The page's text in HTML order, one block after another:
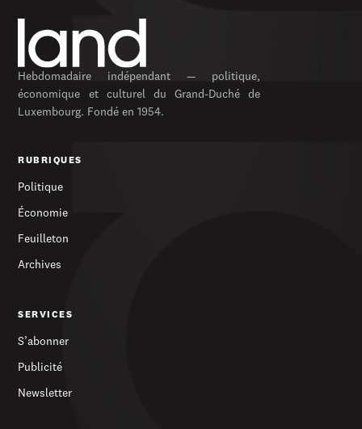
Hebdomadaire indépendant — politique,
économique et culturel du Grand-Duché de
Luxembourg. Fondé en 1954.
RUBRIQUES
Politique
Économie
Feuilleton
Archives
SERVICES
S’abonner
Publicité
Newsletter